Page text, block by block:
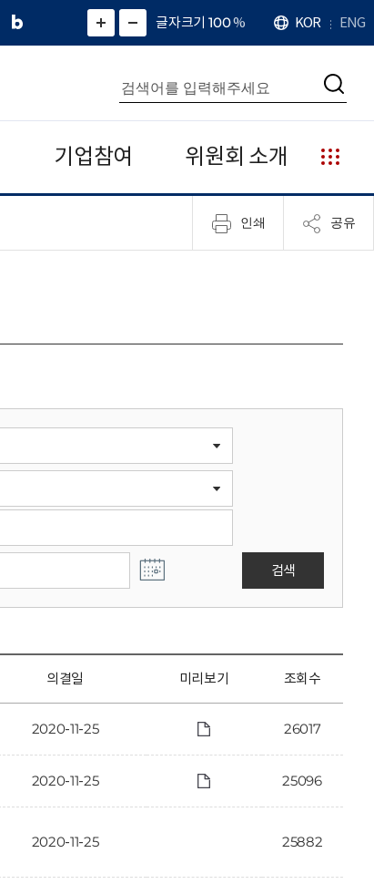
네
그
)
화
면
면
소
확
대
치
글자크기 100%
언
어
KOR ENG
통
합
검
색
검
기업참여 위원회 소개
누
리
집
안
인쇄 공유
검색
의결일 미리보기 조회수
2020-11-25 26017
2020-11-25 25096
2020-11-25 25882